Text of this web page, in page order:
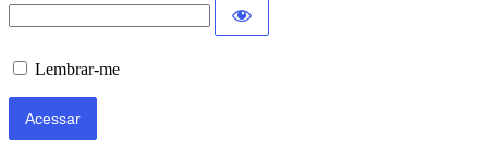
Lembrar-me